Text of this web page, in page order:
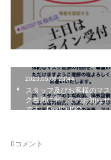
2023.05.08 23:44
スタッフ及びお客様のマス
ク着用に関してのお知らせ
です FastCutSQ
0コメント